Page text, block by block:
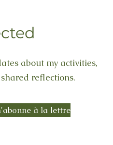
about my activities,
reflections.
à la lettre